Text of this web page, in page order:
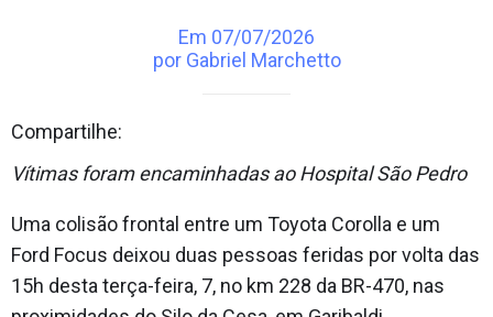
Em 07/07/2026
por Gabriel Marchetto
Compartilhe:
Vítimas foram encaminhadas ao Hospital São Pedro
Uma colisão frontal entre um Toyota Corolla e um
Ford Focus deixou duas pessoas feridas por volta das
15h desta terça-feira, 7, no km 228 da BR-470, nas